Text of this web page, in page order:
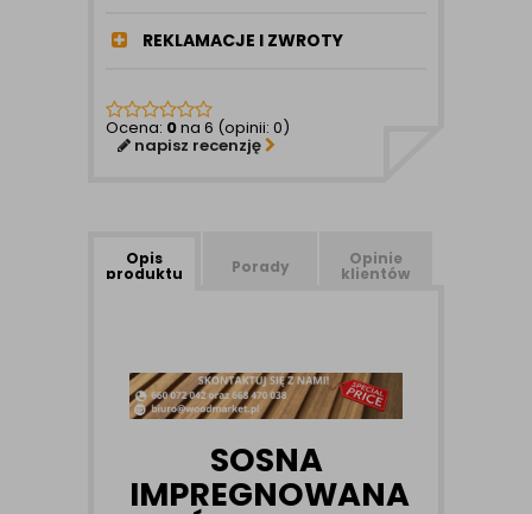
REKLAMACJE I ZWROTY
Ocena: 0na 6 (opinii: 0)
napisz recenzję
Opis
produktu Porady Opinie
klientów
SOSNA
IMPREGNOWANA